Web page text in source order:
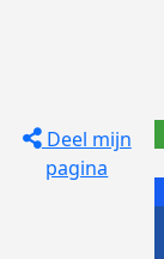
Deel mijn
pagina